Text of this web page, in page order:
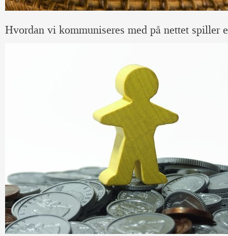
Hvordan vi kommuniseres med på nettet spiller